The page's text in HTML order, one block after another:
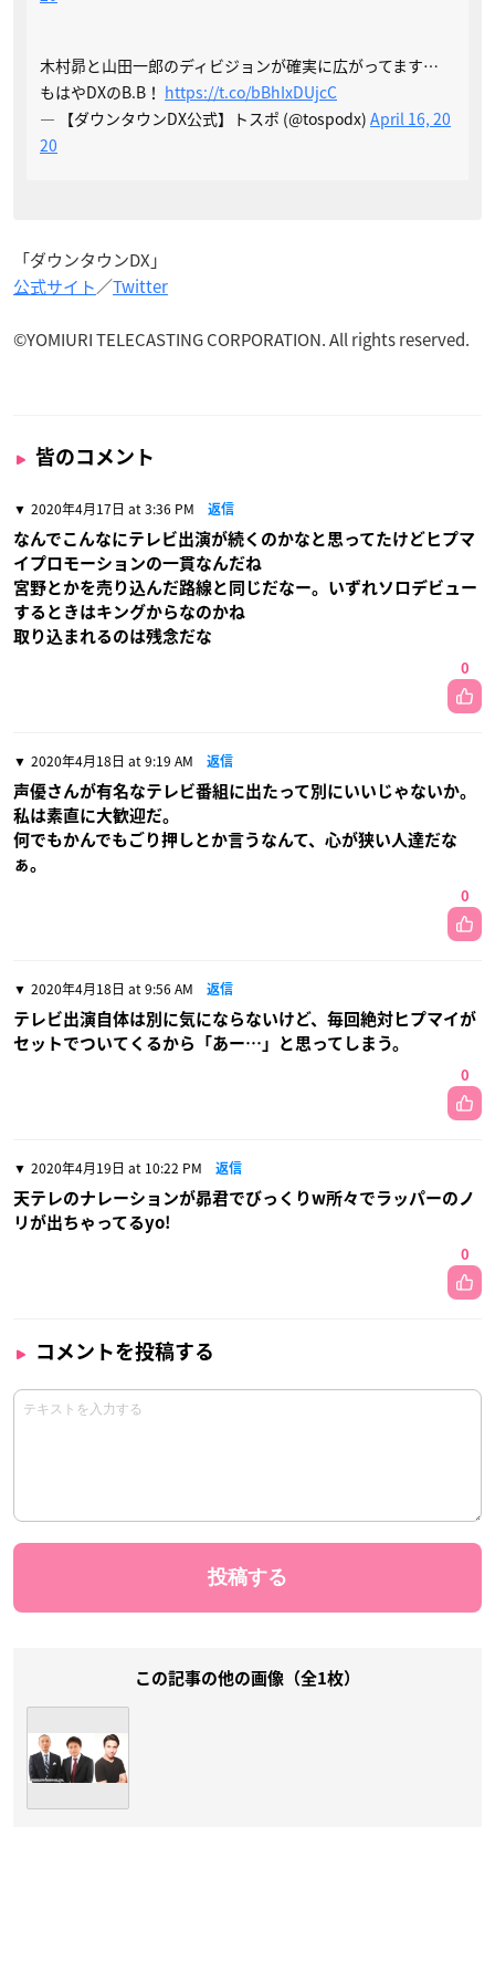
木村昴と山田一郎のディビジョンが確実に広がってます…
もはやDXのB.B！ https://t.co/bBhIxDUjcC
— 【ダウンタウンDX公式】トスポ (@tospodx) April 16, 20
20
「ダウンタウンDX」
公式サイト／Twitter
©YOMIURI TELECASTING CORPORATION. All rights reserved.
皆のコメント
2020年4月17日 at 3:36 PM 返信
なんでこんなにテレビ出演が続くのかなと思ってたけどヒプマ
イプロモーションの一貫なんだね
宮野とかを売り込んだ路線と同じだなー。いずれソロデビュー
するときはキングからなのかね
取り込まれるのは残念だな
0
2020年4月18日 at 9:19 AM 返信
声優さんが有名なテレビ番組に出たって別にいいじゃないか。
私は素直に大歓迎だ。
何でもかんでもごり押しとか言うなんて、心が狭い人達だな
ぁ。
0
2020年4月18日 at 9:56 AM 返信
テレビ出演自体は別に気にならないけど、毎回絶対ヒプマイが
セットでついてくるから「あー…」と思ってしまう。
0
2020年4月19日 at 10:22 PM 返信
天テレのナレーションが昴君でびっくりw所々でラッパーのノ
リが出ちゃってるyo!
0
コメントを投稿する
この記事の他の画像（全1枚）